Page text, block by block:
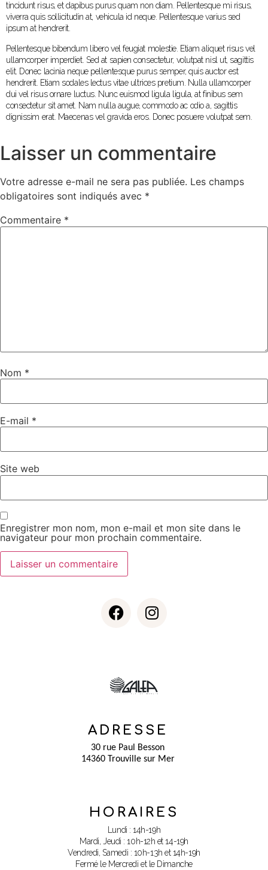
tincidunt risus, et dapibus purus quam non diam. Pellentesque mi risus,
viverra quis sollicitudin at, vehicula id neque. Pellentesque varius sed
ipsum at hendrerit.
Pellentesque bibendum libero vel feugiat molestie. Etiam aliquet risus vel
ullamcorper imperdiet. Sed at sapien consectetur, volutpat nisl ut, sagittis
elit. Donec lacinia neque pellentesque purus semper, quis auctor est
hendrerit. Etiam sodales lectus vitae ultrices pretium. Nulla ullamcorper
dui vel risus ornare luctus. Nunc euismod ligula ligula, at finibus sem
consectetur sit amet. Nam nulla augue, commodo ac odio a, sagittis
dignissim erat. Maecenas vel gravida eros. Donec posuere volutpat sem.
Laisser un commentaire
Votre adresse e-mail ne sera pas publiée. Les champs
obligatoires sont indiqués avec *
Commentaire *
Nom *
E-mail *
Site web
Enregistrer mon nom, mon e-mail et mon site dans le
navigateur pour mon prochain commentaire.
ADRESSE
30 rue Paul Besson
14360 Trouville sur Mer
HORAIRES
Lundi : 14h-19h
Mardi, Jeudi : 10h-12h et 14-19h
Vendredi, Samedi : 10h-13h et 14h-19h
Fermé le Mercredi et le Dimanche